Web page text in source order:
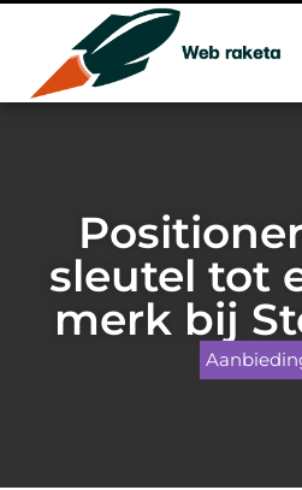
sleutel tot
merk bij